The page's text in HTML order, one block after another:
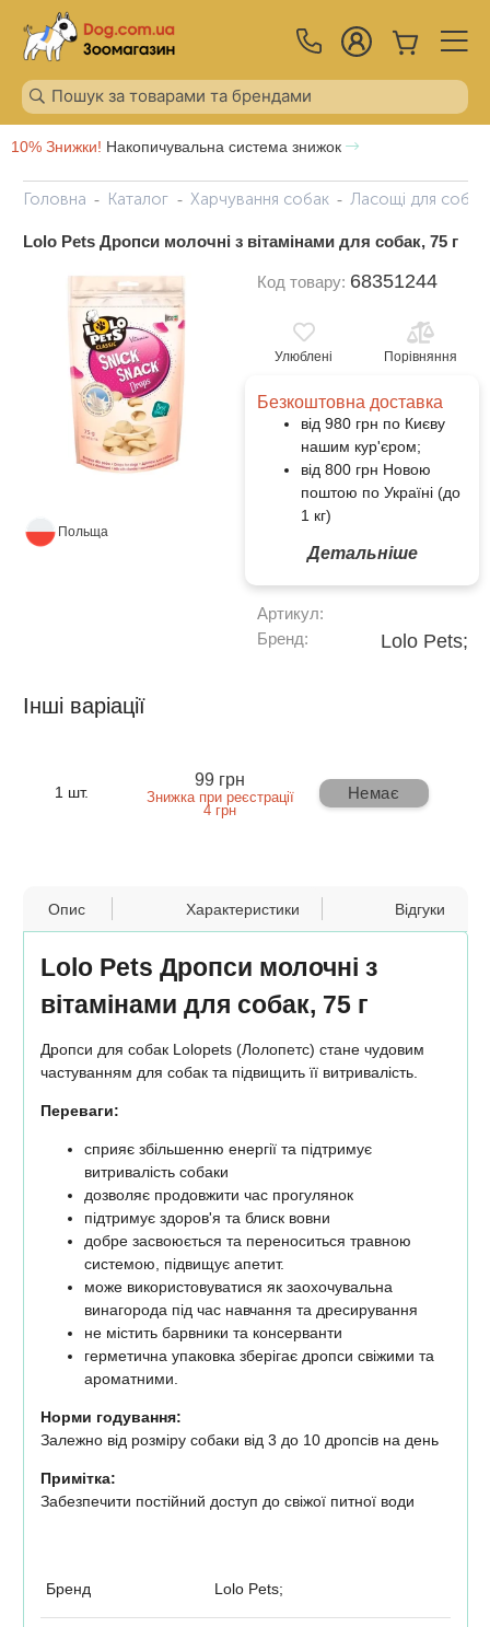
10% Знижки! Накопичувальна система знижок
Головна Каталог Харчування собак Ласощі для собак
Lolo Pets Дропси молочні з вітамінами для собак, 75 г
Польща
Код товару: 68351244
Улюблені Порівняння
Безкоштовна доставка
від 980 грн по Києву
нашим кур'єром;
від 800 грн Новою
поштою по Україні (до
1 кг)
Детальніше
Артикул:
Бренд:
Lolo Pets;
Інші варіації
1 шт.
99 грн
Знижка при реєстрації
4 грн
Немає
Опис Характеристики Відгуки
Lolo Pets Дропси молочні з
вітамінами для собак, 75 г
Дропси для собак Lolopets (Лолопетс) стане чудовим
частуванням для собак та підвищить її витривалість.
Переваги:
сприяє збільшенню енергії та підтримує
витривалість собаки
дозволяє продовжити час прогулянок
підтримує здоров'я та блиск вовни
добре засвоюється та переноситься травною
системою, підвищує апетит.
може використовуватися як заохочувальна
винагорода під час навчання та дресирування
не містить барвники та консерванти
герметична упаковка зберігає дропси свіжими та
ароматними.
Норми годування:
Залежно від розміру собаки від 3 до 10 дропсів на день
Примітка:
Забезпечити постійний доступ до свіжої питної води
Бренд Lolo Pets;